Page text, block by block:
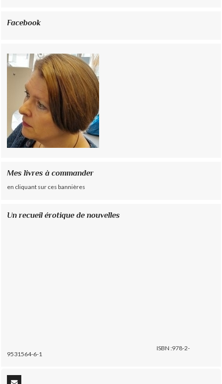
Facebook
Mes livres à commander
en cliquant sur ces bannières
Un recueil érotique de nouvelles
ISBN :978-2-
9531564-6-1